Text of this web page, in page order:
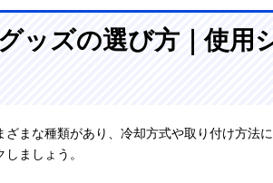
ッズの選び方｜使用
ざまな種類があり、冷却方式や取り付け方法
ましょう。